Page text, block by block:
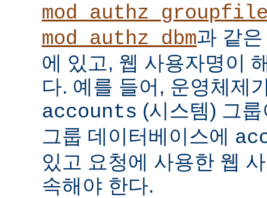
mod_authz_dbm과 같
에 있고, 웹 사용자명이
다. 예를 들어, 운영체제
accounts (시스템) 그
그룹 데이터베이스에
있고 요청에 사용한 웹
속해야 한다.